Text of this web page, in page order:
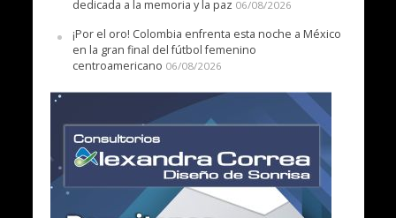
dedicada a la memoria y la paz 06/08/2026
¡Por el oro! Colombia enfrenta esta noche a México
en la gran final del fútbol femenino
centroamericano 06/08/2026